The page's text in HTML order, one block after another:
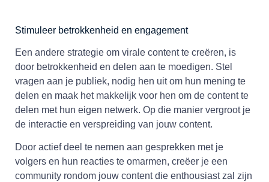
Stimuleer betrokkenheid en engagement
Een andere strategie om virale content te creëren, is
door betrokkenheid en delen aan te moedigen. Stel
vragen aan je publiek, nodig hen uit om hun mening te
delen en maak het makkelijk voor hen om de content te
delen met hun eigen netwerk. Op die manier vergroot je
de interactie en verspreiding van jouw content.
Door actief deel te nemen aan gesprekken met je
volgers en hun reacties te omarmen, creëer je een
community rondom jouw content die enthousiast zal zijn